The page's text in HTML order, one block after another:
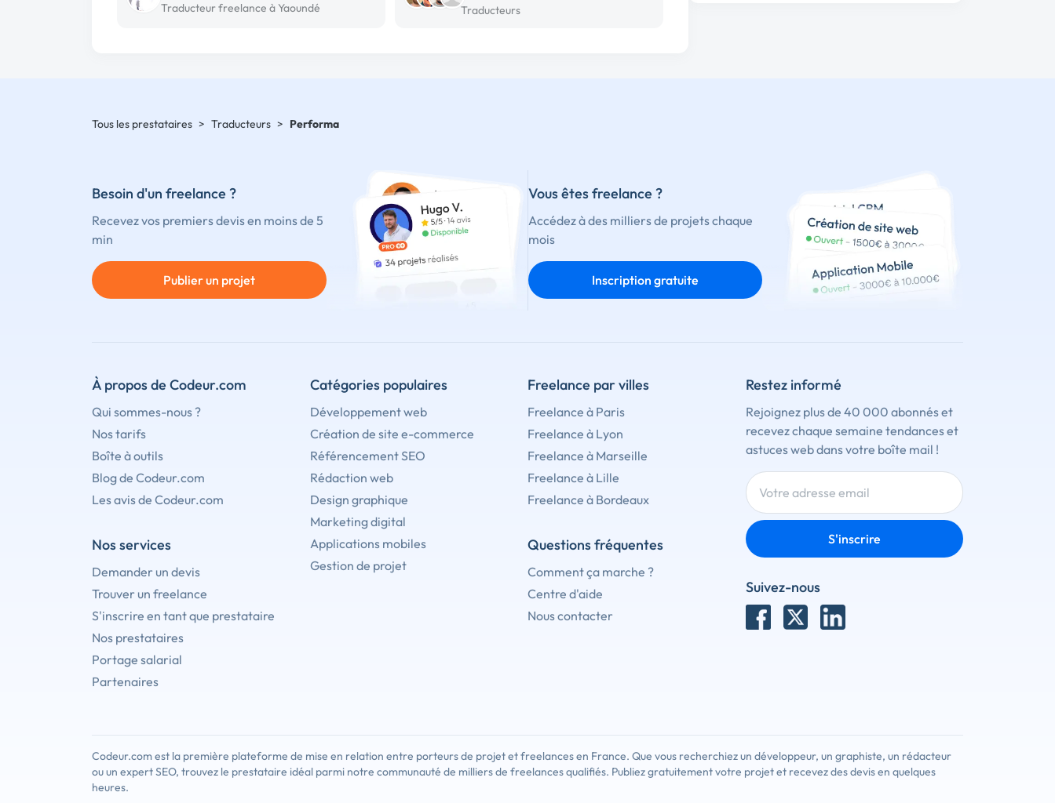
Traducteur freelance à Yaoundé Traducteurs
Tous les prestataires > Traducteurs > Performa
Besoin d'un freelance ?
Recevez vos premiers devis en moins de 5
min
Publier un projet
Vous êtes freelance ?
Accédez à des milliers de projets chaque
mois
Inscription gratuite
À propos de Codeur.com
Qui sommes-nous ?
Nos tarifs
Boîte à outils
Blog de Codeur.com
Les avis de Codeur.com
Nos services
Demander un devis
Trouver un freelance
S'inscrire en tant que prestataire
Nos prestataires
Portage salarial
Partenaires
Catégories populaires
Développement web
Création de site e-commerce
Référencement SEO
Rédaction web
Design graphique
Marketing digital
Applications mobiles
Gestion de projet
Freelance par villes
Freelance à Paris
Freelance à Lyon
Freelance à Marseille
Freelance à Lille
Freelance à Bordeaux
Questions fréquentes
Comment ça marche ?
Centre d'aide
Nous contacter
Restez informé
Rejoignez plus de 40 000 abonnés et
recevez chaque semaine tendances et
astuces web dans votre boîte mail !
S'inscrire
Suivez-nous
Codeur.com est la première plateforme de mise en relation entre porteurs de projet et freelances en France. Que vous recherchiez un développeur, un graphiste, un rédacteur
ou un expert SEO, trouvez le prestataire idéal parmi notre communauté de milliers de freelances qualifiés. Publiez gratuitement votre projet et recevez des devis en quelques
heures.